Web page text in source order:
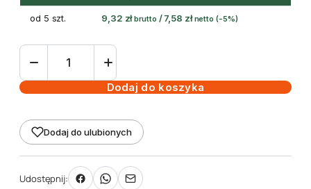
od 5 szt. 9,32 zł brutto /7,58 zł netto (-5%)
ilość
zaciskowe
białe
Dodaj do koszyka
Dodaj do ulubionych
Udostępnij: